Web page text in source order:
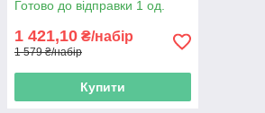
оливково - зелений
Готово до відправки 1 од.
1 421,10 ₴/набір
1 579 ₴/набір
Купити